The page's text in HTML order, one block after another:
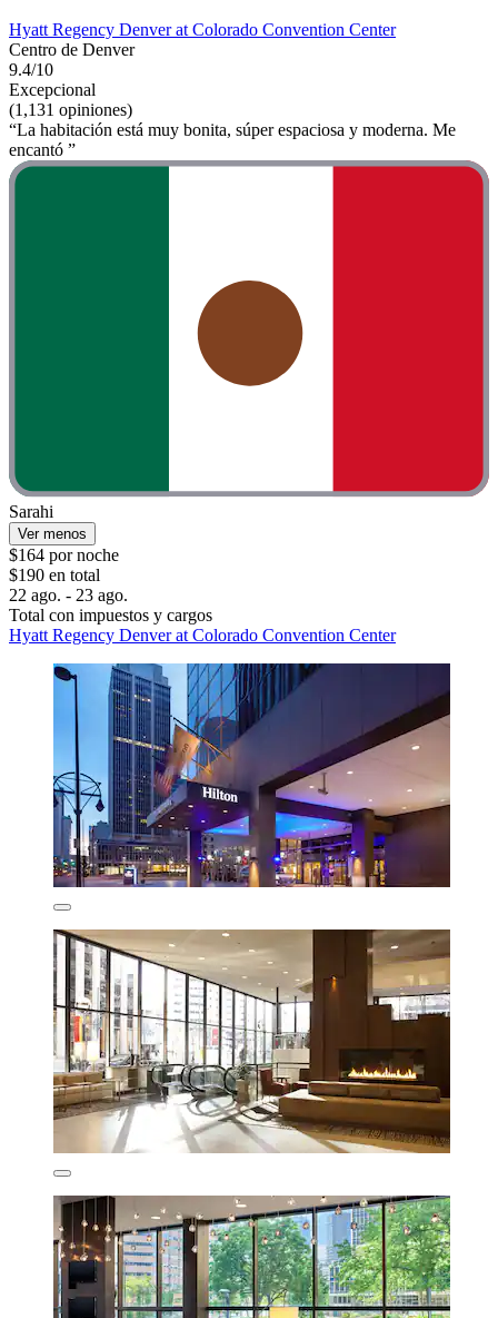
Hyatt Regency Denver at Colorado Convention Center
Centro de Denver
9.4/10
Excepcional
(1,131 opiniones)
“La habitación está muy bonita, súper espaciosa y moderna. Me
encantó ”
Sarahi
Ver menos
$164 por noche
$190 en total
22 ago. - 23 ago.
Total con impuestos y cargos
Hyatt Regency Denver at Colorado Convention Center